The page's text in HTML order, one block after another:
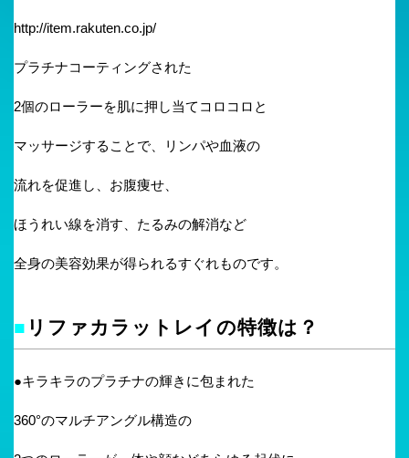
http://item.rakuten.co.jp/
プラチナコーティングされた
2個のローラーを肌に押し当てコロコロと
マッサージすることで、リンパや血液の
流れを促進し、お腹痩せ、
ほうれい線を消す、たるみの解消など
全身の美容効果が得られるすぐれものです。
■ リファカラットレイの特徴は？
●キラキラのプラチナの輝きに包まれた
360°のマルチアングル構造の